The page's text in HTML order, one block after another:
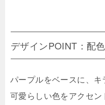
デザインPOINT：配
パープルをベースに、
可愛らしい色をアクセ